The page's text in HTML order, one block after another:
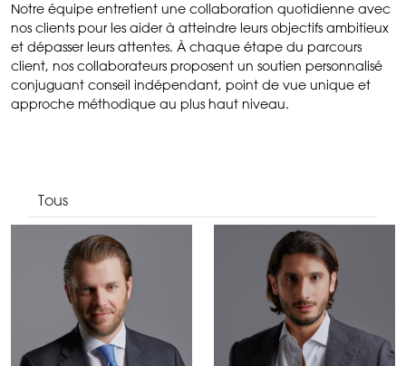
Notre équipe entretient une collaboration quotidienne avec
nos clients pour les aider à atteindre leurs objectifs ambitieux
et dépasser leurs attentes. À chaque étape du parcours
client, nos collaborateurs proposent un soutien personnalisé
conjuguant conseil indépendant, point de vue unique et
approche méthodique au plus haut niveau.